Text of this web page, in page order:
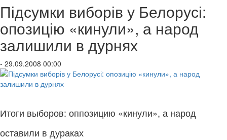
Підсумки виборів у Белорусі:
опозицію «кинули», а народ
залишили в дурнях
- 29.09.2008 00:00
Итоги выборов: оппозицию «кинули», а народ
оставили в дураках